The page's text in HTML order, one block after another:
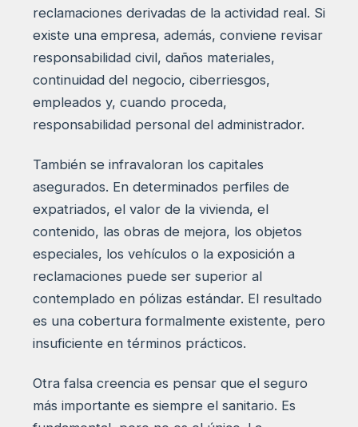
reclamaciones derivadas de la actividad real. Si
existe una empresa, además, conviene revisar
responsabilidad civil, daños materiales,
continuidad del negocio, ciberriesgos,
empleados y, cuando proceda,
responsabilidad personal del administrador.
También se infravaloran los capitales
asegurados. En determinados perfiles de
expatriados, el valor de la vivienda, el
contenido, las obras de mejora, los objetos
especiales, los vehículos o la exposición a
reclamaciones puede ser superior al
contemplado en pólizas estándar. El resultado
es una cobertura formalmente existente, pero
insuficiente en términos prácticos.
Otra falsa creencia es pensar que el seguro
más importante es siempre el sanitario. Es